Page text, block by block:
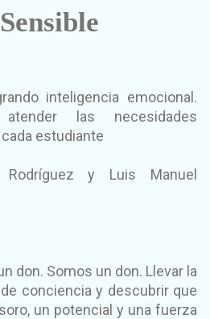
inteligencia emocional.
las necesidades
estudiante
Rodríguez y Luis Manuel
don. Somos un don. Llevar la
conciencia y descubrir que
un potencial y una fuerza